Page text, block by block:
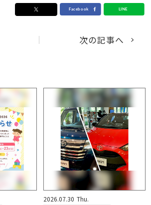
次の記事へ
2026.07.30 Thu.